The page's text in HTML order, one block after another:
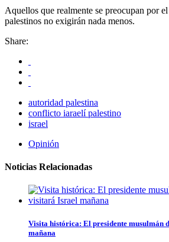
Aquellos que realmente se preocupan por
palestinos no exigirán nada menos.
Share:
autoridad palestina
conflicto iaraelí palestino
israel
Opinión
Noticias Relacionadas
Visita histórica: El presidente musulmán
mañana